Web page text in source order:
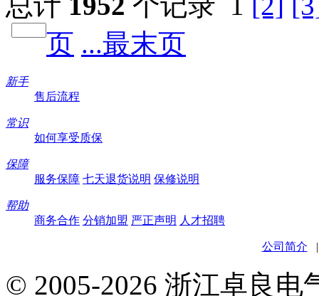
页 ...最末页
新手
售后流程
常识
如何享受质保
保障
服务保障 七天退货说明 保修说明
帮助
商务合作 分销加盟 严正声明 人才招聘
公司简介
© 2005-2026 浙江卓良